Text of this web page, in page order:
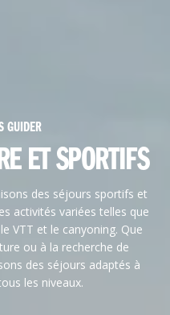
GUIDER
ET SPORTIFS
des séjours sportifs et
activités variées telles que
VTT et le canyoning. Que
ou à la recherche de
des séjours adaptés à
les niveaux.